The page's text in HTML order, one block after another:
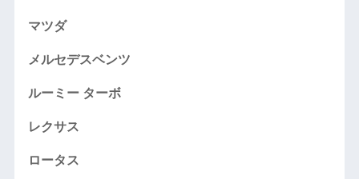
マツダ
メルセデスベンツ
ルーミー ターボ
レクサス
ロータス